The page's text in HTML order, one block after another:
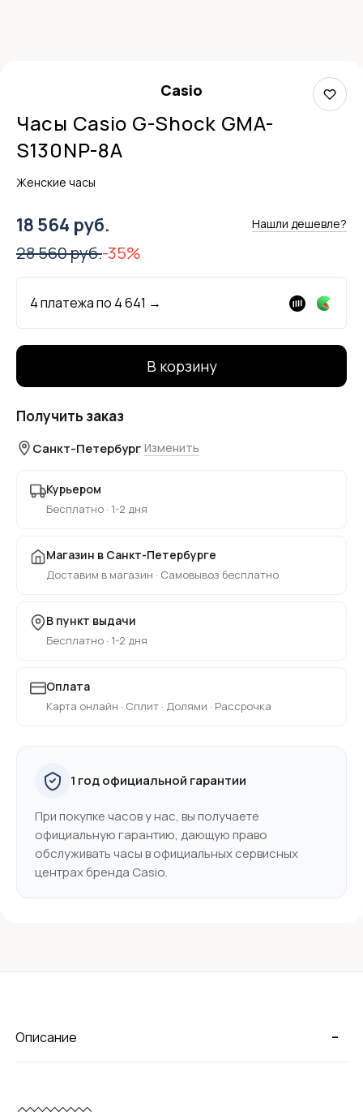
Casio
Часы Casio G-Shock GMA-
S130NP-8A
Женские часы
18 564 руб. Нашли дешевле?
28 560 руб.-35%
4 платежа по 4 641 →
В корзину
Получить заказ
Санкт-Петербург Изменить
Курьером
Бесплатно · 1-2 дня
Магазин в Санкт-Петербурге
Доставим в магазин · Самовывоз бесплатно
В пункт выдачи
Бесплатно · 1-2 дня
Оплата
Карта онлайн · Сплит · Долями · Рассрочка
1 год официальной гарантии
При покупке часов у нас, вы получаете
официальную гарантию, дающую право
обслуживать часы в официальных сервисных
центрах бренда Casio.
-
Описание